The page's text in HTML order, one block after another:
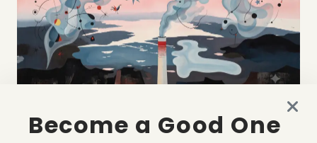
La liste des prestataires du bilan carbone d’une marque
de mode
Become a Good One